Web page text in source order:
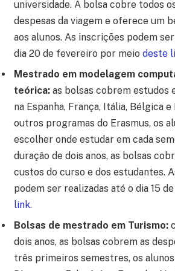
universidade. A bolsa cobre todos
despesas da viagem e oferece um
aos alunos. As inscrições podem
dia 20 de fevereiro por meio deste
Mestrado em modelagem
teórica: as bolsas cobrem estudos
na Espanha, França, Itália, Bélgica e
outros programas do Erasmus, os
escolher onde estudar em cada
duração de dois anos, as bolsas
custos do curso e dos estudantes.
podem ser realizadas até o dia 15
link.
Bolsas de mestrado em Turismo:
dois anos, as bolsas cobrem as
três primeiros semestres, os